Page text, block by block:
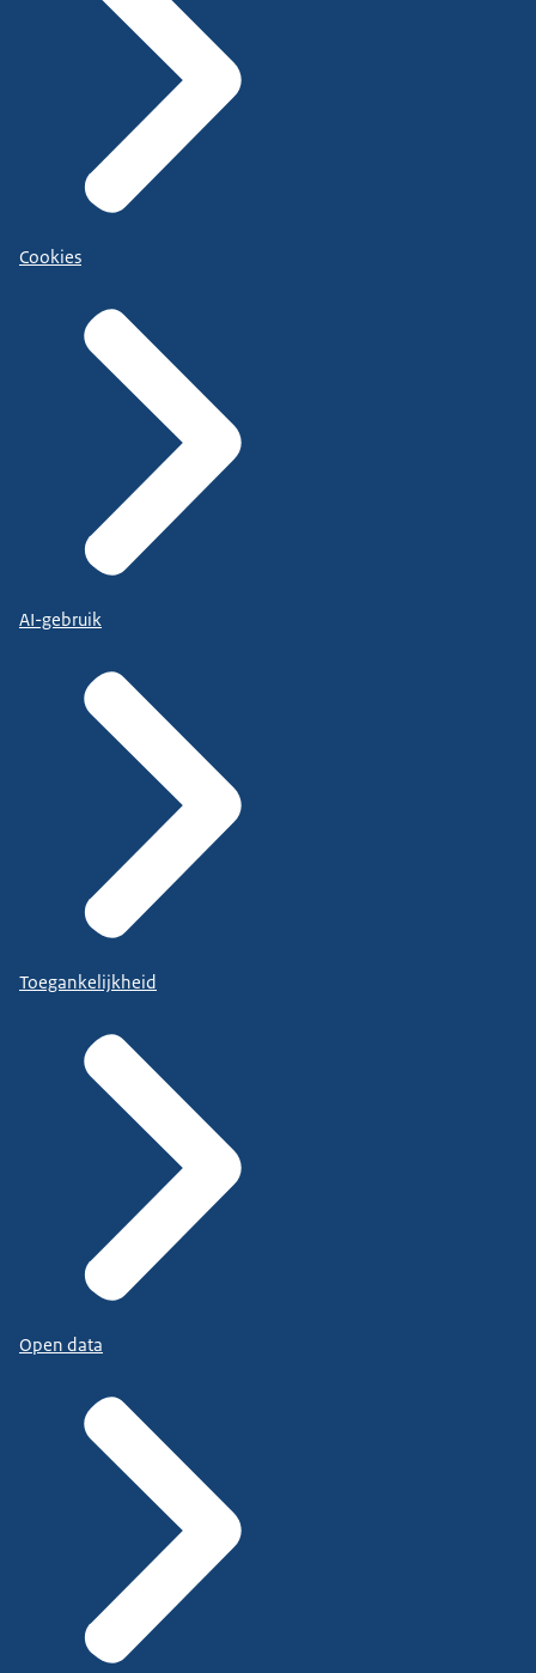
Cookies
AI-gebruik
Toegankelijkheid
Open data